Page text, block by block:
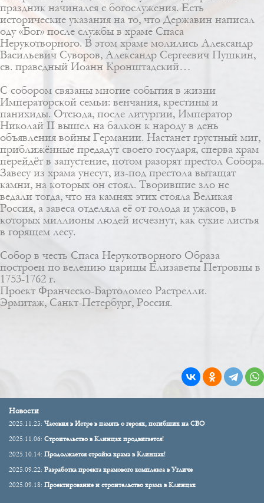
праздник начинался с богослужения. Есть
исторические указания на то, что Державин написал
оду «Бог» после службы в храме Спаса
Нерукотворного. В этом храме молились Александр
Васильевич Суворов, Александр Сергеевич Пушкин,
св. праведный Иоанн Кронштадский…
С собором связаны многие события в жизни
Императорской семьи: венчания, крестины и
панихиды. Отсюда, после литургии, Император
Николай II вышел на балкон к народу в день
объявления войны Германии. Настанет грустный миг,
приближённые предадут своего государя, сперва храм
перейдёт в запустение, потом разорят престол Собора.
Завесу из храма унесут, из-под престола вытащат
камни, на которых он стоял. Творившие зло не
ведали тогда, что на камнях этих стояла Великая
Россия, а завеса отделяла её от голода и ужасов, в
которых миллионы людей исчезнут, как сухие листья
в горящем лесу.
Собор в честь Спаса Нерукотворного Образа
построен по велению царицы Елизаветы Петровны в
1753-1762 г.
Проект Франческо-Бартоломео Растрелли.
Эрмитаж, Санкт-Петербург, Россия.
Новости
2025.11.23: Часовня в Истре в память о героях, погибших на СВО
2025.11.06: Строительство в Клинцах продвигается!
2025.10.14: Продолжается стройка храма в Клинцах!
2025.09.22: Разработка проекта храмового комплекса в Угличе
2025.09.18: Проектирование и строительство храма в Клинцах